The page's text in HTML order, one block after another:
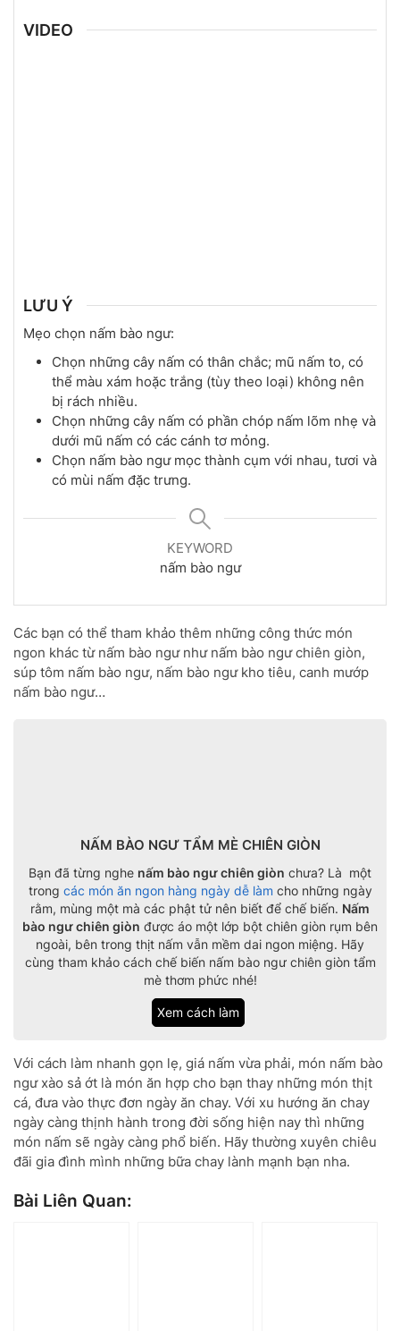
VIDEO
LƯU Ý
Mẹo chọn nấm bào ngư:
Chọn những cây nấm có thân chắc; mũ nấm to, có
thể màu xám hoặc trắng (tùy theo loại) không nên
bị rách nhiều.
Chọn những cây nấm có phần chóp nấm lõm nhẹ và
dưới mũ nấm có các cánh tơ mỏng.
Chọn nấm bào ngư mọc thành cụm với nhau, tươi và
có mùi nấm đặc trưng.
KEYWORD
nấm bào ngư
Các bạn có thể tham khảo thêm những công thức món
ngon khác từ nấm bào ngư như nấm bào ngư chiên giòn,
súp tôm nấm bào ngư, nấm bào ngư kho tiêu, canh mướp
nấm bào ngư…
NẤM BÀO NGƯ TẨM MÈ CHIÊN GIÒN
Bạn đã từng nghe nấm bào ngư chiên giòn chưa? Là một
trong các món ăn ngon hàng ngày dễ làm cho những ngày
rằm, mùng một mà các phật tử nên biết để chế biến. Nấm
bào ngư chiên giòn được áo một lớp bột chiên giòn rụm bên
ngoài, bên trong thịt nấm vẫn mềm dai ngon miệng. Hãy
cùng tham khảo cách chế biến nấm bào ngư chiên giòn tẩm
mè thơm phức nhé!
Xem cách làm
Với cách làm nhanh gọn lẹ, giá nấm vừa phải, món nấm bào
ngư xào sả ớt là món ăn hợp cho bạn thay những món thịt
cá, đưa vào thực đơn ngày ăn chay. Với xu hướng ăn chay
ngày càng thịnh hành trong đời sống hiện nay thì những
món nấm sẽ ngày càng phổ biến. Hãy thường xuyên chiêu
đãi gia đình mình những bữa chay lành mạnh bạn nha.
Bài Liên Quan: